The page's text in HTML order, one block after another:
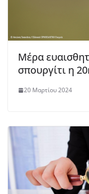
Μέρα
σπουργίτι η
20 Μαρτίου 2024